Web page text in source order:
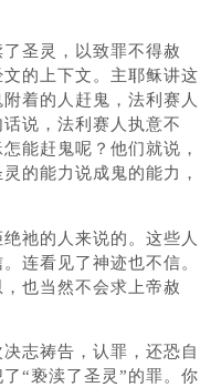
圣灵，以致罪不得赦
的上下文。主耶稣讲这
着的人赶鬼，法利赛人
说，法利赛人执意不
能赶鬼呢？他们就说，
的能力说成鬼的能力，
祂的人来说的。这些人
连看见了神迹也不信。
也当然不会求上帝赦
志祷告，认罪，还恐自
“亵渎了圣灵”的罪。你